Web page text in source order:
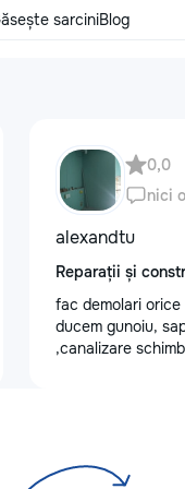
sarciniBlog
0,0
nici
alexandtu
Reparații și
fac demolari
ducem gunoiu,
,canalizare